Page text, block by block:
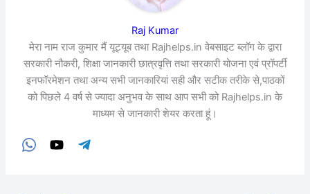
Raj Kumar
मेरा नाम राज कुमार मैं यूट्यूब तथा Rajhelps.in वेबसाइट ब्लॉग के द्वारा
सरकारी नौकरी, शिक्षा जानकारी छात्रवृत्ति तथा सरकारी योजना एवं प्रॉपर्टी
इनफॉरमेशन तथा अन्य सभी जानकारियां सही और सटीक तरीके से,पाठकों
को पिछले 4 वर्ष से ज्यादा अनुभव के साथ आप सभी को Rajhelps.in के
माध्यम से जानकारी शेयर करता हूं।